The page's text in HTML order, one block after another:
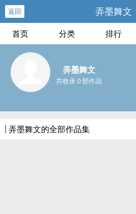
返回 弄墨舞文
首页 分类 排行
弄墨舞文
共收录 0 部作品
弄墨舞文的全部作品集